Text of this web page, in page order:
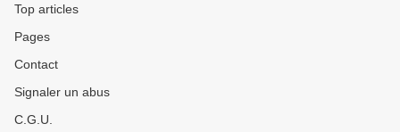
Top articles
Pages
Contact
Signaler un abus
C.G.U.